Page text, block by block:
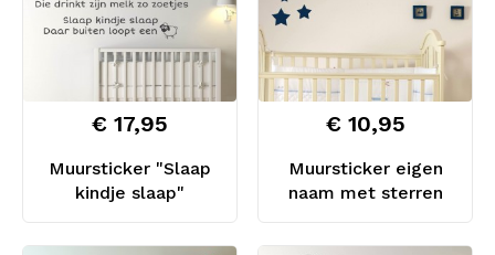
Muursticker "Slaap
kindje slaap"
€ 17,95
Muursticker eigen
naam met sterren
€ 10,95